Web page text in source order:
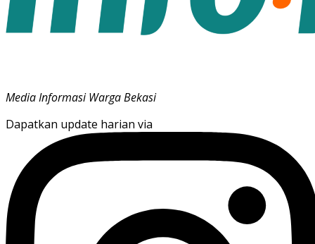
Media Informasi Warga Bekasi
Dapatkan update harian via